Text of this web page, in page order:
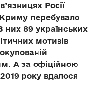
Росії
перебувало
89 українських
мотивів
А за офіційною
року вдалося